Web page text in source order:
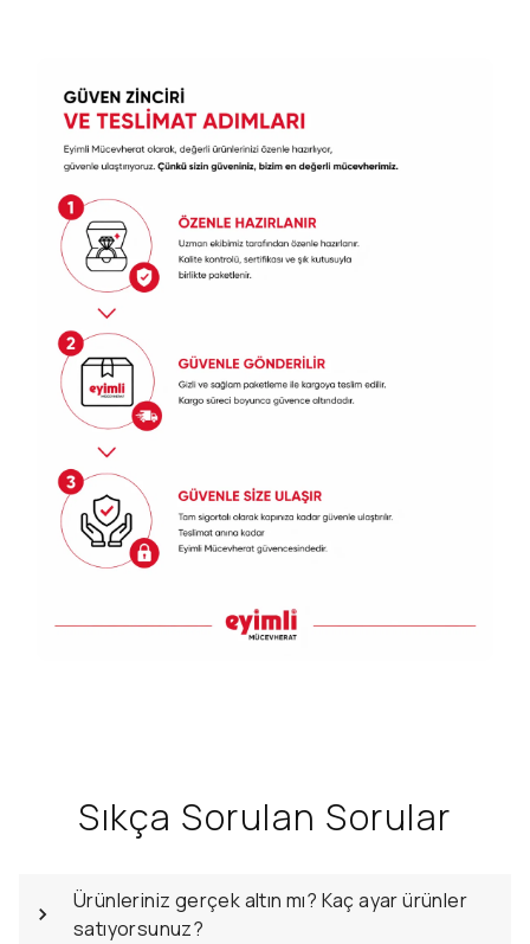
Sıkça Sorulan Sorular
Ürünleriniz gerçek altın mı? Kaç ayar ürünler
satıyorsunuz?